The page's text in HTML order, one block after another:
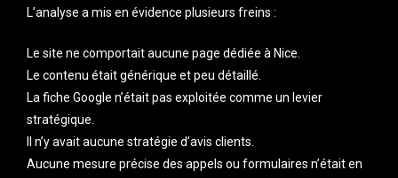
L’analyse a mis en évidence plusieurs freins :
Le site ne comportait aucune page dédiée à Nice.
Le contenu était générique et peu détaillé.
La fiche Google n’était pas exploitée comme un levier
stratégique.
Il n’y avait aucune stratégie d’avis clients.
Aucune mesure précise des appels ou formulaires n’était en